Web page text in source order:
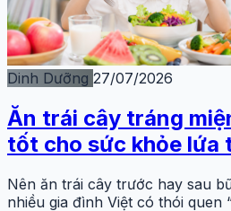
Dinh Dưỡng 27/07/2026
Ăn trái cây tráng
tốt cho sức khỏe lứa
Nên ăn trái cây trước hay sau
nhiều gia đình Việt có thói quen